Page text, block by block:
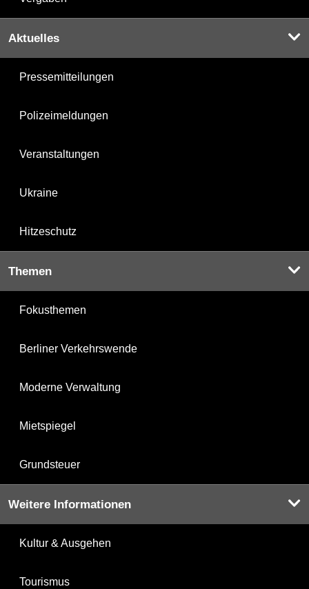
Aktuelles
Pressemitteilungen
Polizeimeldungen
Veranstaltungen
Ukraine
Hitzeschutz
Themen
Fokusthemen
Berliner Verkehrswende
Moderne Verwaltung
Mietspiegel
Grundsteuer
Weitere Informationen
Kultur & Ausgehen
Tourismus